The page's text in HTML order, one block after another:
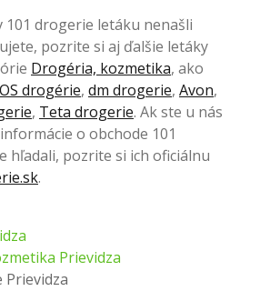
101 drogerie letáku nenašli
pozrite si aj ďalšie letáky
Drogéria, kozmetika, ako
drogérie, dm drogerie, Avon,
, Teta drogerie. Ak ste u nás
o obchode 101
hľadali, pozrite si ich oficiálnu
.
Prievidza
Prievidza